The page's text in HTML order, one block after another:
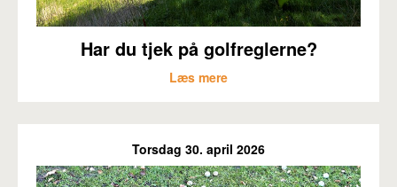
Har du tjek på golfreglerne?
Læs mere
Torsdag 30. april 2026